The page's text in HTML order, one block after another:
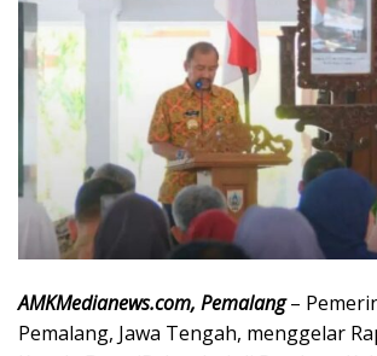
AMKMedianews.com, Pemalang–
Pemalang, Jawa Tengah, menggelar